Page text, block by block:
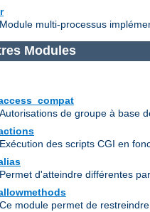
Module multi-processus
Modules
Autorisations de groupe à base
Exécution des scripts CGI en
Permet d'atteindre différentes
Ce module permet de